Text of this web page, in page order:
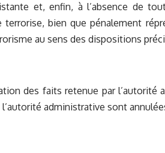
et, enfin, à l’absence de
terrorise, bien que pénalement
au sens des dispositions
des faits retenue par l’autorité
administrative sont